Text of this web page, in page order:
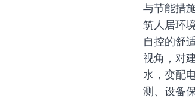
与节能措
筑人居环
自控的舒
视角，对
水，变配
测、设备